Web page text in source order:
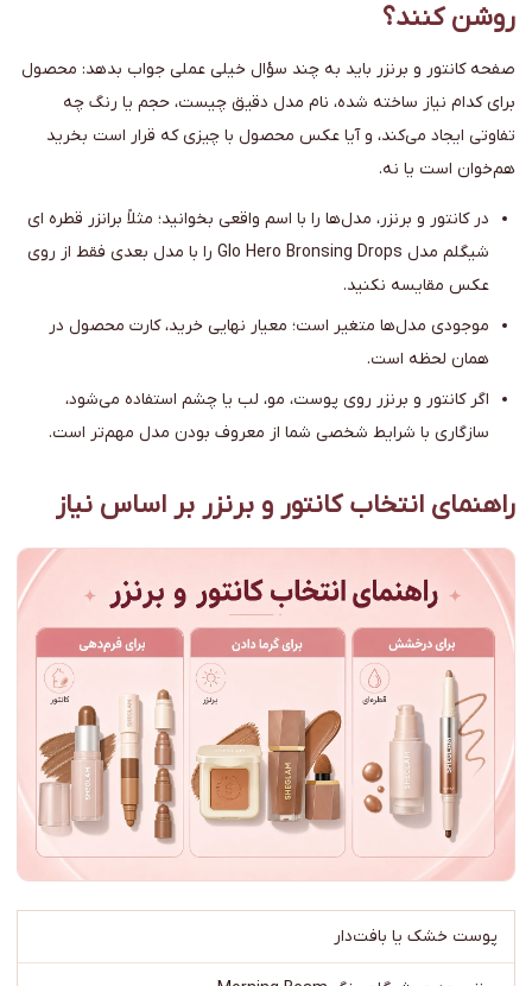
روشن کنند؟
صفحه کانتور و برنزر باید به چند سؤال خیلی عملی جواب بدهد: محصول
برای کدام نیاز ساخته شده، نام مدل دقیق چیست، حجم یا رنگ چه
تفاوتی ایجاد می‌کند، و آیا عکس محصول با چیزی که قرار است بخرید
هم‌خوان است یا نه.
در کانتور و برنزر، مدل‌ها را با اسم واقعی بخوانید؛ مثلاً برانزر قطره ای
شیگلم مدل Glo Hero Bronsing Drops را با مدل بعدی فقط از روی
عکس مقایسه نکنید.
موجودی مدل‌ها متغیر است؛ معیار نهایی خرید، کارت محصول در
همان لحظه است.
اگر کانتور و برنزر روی پوست، مو، لب یا چشم استفاده می‌شود،
سازگاری با شرایط شخصی شما از معروف بودن مدل مهم‌تر است.
راهنمای انتخاب کانتور و برنزر بر اساس نیاز
پوست خشک یا بافت‌دار